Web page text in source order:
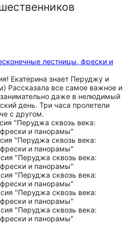
лестницы, фрески и
Екатерина знает Перуджу и
Рассказала все самое важное и
даже в нелюдимый
день. Три часа пролетели
с другом.